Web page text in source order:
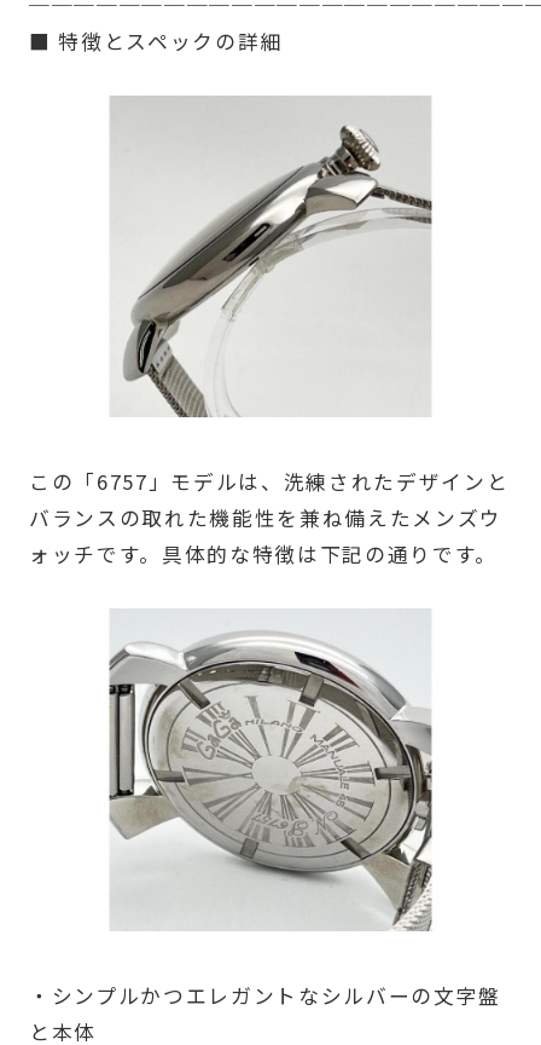
■ 特徴とスペックの詳細
この「6757」モデルは、洗練されたデザインと
バランスの取れた機能性を兼ね備えたメンズウ
ォッチです。具体的な特徴は下記の通りです。
・シンプルかつエレガントなシルバーの文字盤
と本体